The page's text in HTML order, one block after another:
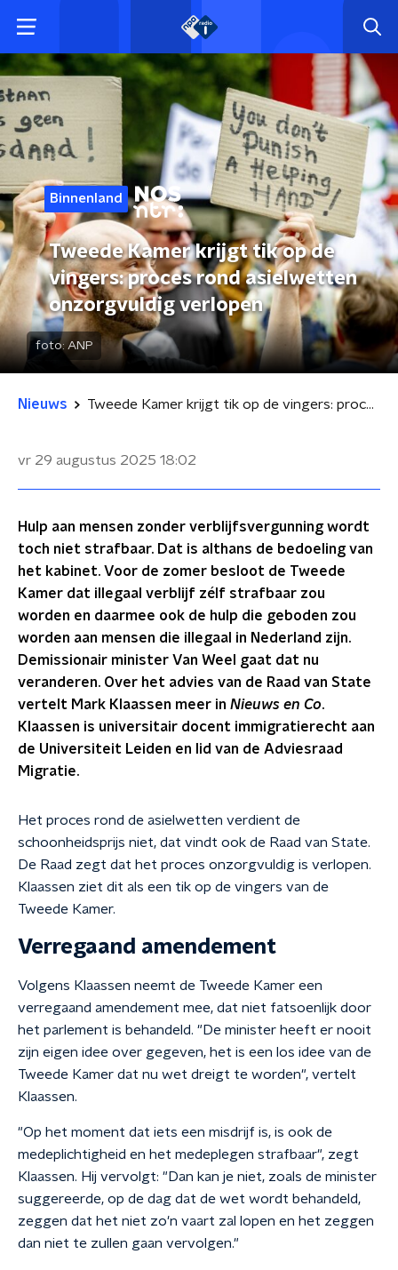
Binnenland
Tweede Kamer krijgt tik op de
vingers: proces rond asielwetten
onzorgvuldig verlopen
foto: ANP
Nieuws Tweede Kamer krijgt tik op de vingers: proces rond asielwetten onzorgvuldig verlopen
vr 29 augustus 2025 18:02
Hulp aan mensen zonder verblijfsvergunning wordt
toch niet strafbaar. Dat is althans de bedoeling van
het kabinet. Voor de zomer besloot de Tweede
Kamer dat illegaal verblijf zélf strafbaar zou
worden en daarmee ook de hulp die geboden zou
worden aan mensen die illegaal in Nederland zijn.
Demissionair minister Van Weel gaat dat nu
veranderen. Over het advies van de Raad van State
vertelt Mark Klaassen meer in Nieuws en Co.
Klaassen is universitair docent immigratierecht aan
de Universiteit Leiden en lid van de Adviesraad
Migratie.
Het proces rond de asielwetten verdient de
schoonheidsprijs niet, dat vindt ook de Raad van State.
De Raad zegt dat het proces onzorgvuldig is verlopen.
Klaassen ziet dit als een tik op de vingers van de
Tweede Kamer.
Verregaand amendement
Volgens Klaassen neemt de Tweede Kamer een
verregaand amendement mee, dat niet fatsoenlijk door
het parlement is behandeld. "De minister heeft er nooit
zijn eigen idee over gegeven, het is een los idee van de
Tweede Kamer dat nu wet dreigt te worden", vertelt
Klaassen.
"Op het moment dat iets een misdrijf is, is ook de
medeplichtigheid en het medeplegen strafbaar", zegt
Klaassen. Hij vervolgt: "Dan kan je niet, zoals de minister
suggereerde, op de dag dat de wet wordt behandeld,
zeggen dat het niet zo'n vaart zal lopen en het zeggen
dan niet te zullen gaan vervolgen."